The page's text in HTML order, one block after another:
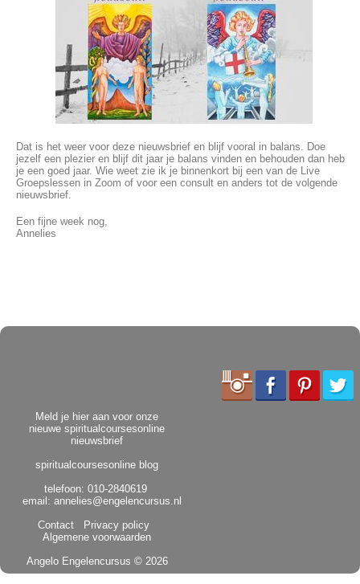
Dat is het weer voor deze nieuwsbrief en blijf vooral in balans. Doe
jezelf een plezier en blijf dit jaar je balans vinden en behouden dan heb
je een goed jaar. Wie weet zie ik je binnenkort bij een van de Live
Groepslessen in Zoom of voor een consult en anders tot de volgende
nieuwsbrief.
Een fijne week nog,
Annelies
Meld je hier aan voor onze
nieuwe spiritualcoursesonline
nieuwsbrief
spiritualcoursesonline blog
telefoon: 010-2840619
email: annelies@engelencursus.nl
Contact
Privacy policy
Algemene voorwaarden
Angelo Engelencursus © 2026